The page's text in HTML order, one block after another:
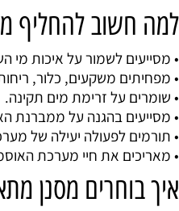
למה חשוב להחליף
• מסייעים לשמור על איכות מי
• מפחיתים משקעים, כלור, ריחות
• שומרים על זרימת מים תקינה.
• מסייעים בהגנה על ממברנת
• תורמים לפעולה יעילה של
• מאריכים את חיי מערכת
איך בוחרים מסנן